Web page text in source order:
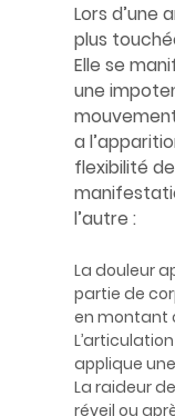
Lors d’une
plus
Elle se
une
a
flexibilité
l’autre :
La douleur
partie de
en montant
applique
La raideur
réveil ou